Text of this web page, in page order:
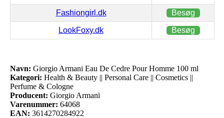
Fashiongirl.dk Besøg
LookFoxy.dk Besøg
Navn: Giorgio Armani Eau De Cedre Pour Homme 100 ml
Kategori: Health & Beauty || Personal Care || Cosmetics ||
Perfume & Cologne
Producent: Giorgio Armani
Varenummer: 64068
EAN: 3614270284922